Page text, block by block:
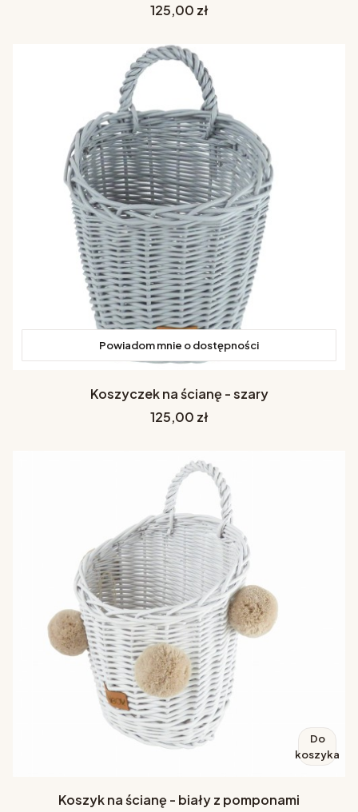
Cena
125,00 zł
Powiadom mnie o dostępności
Koszyczek na ścianę - szary
Cena
125,00 zł
Do
koszyka
Koszyk na ścianę - biały z pomponami